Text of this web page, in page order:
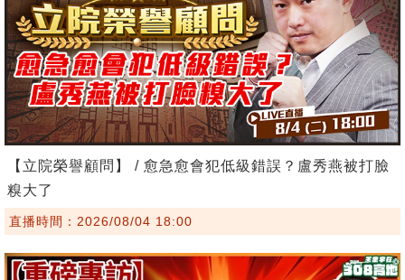
【立院榮譽顧問】 / 愈急愈會犯低級錯誤？盧秀燕被打臉
糗大了
直播時間：2026/08/04 18:00